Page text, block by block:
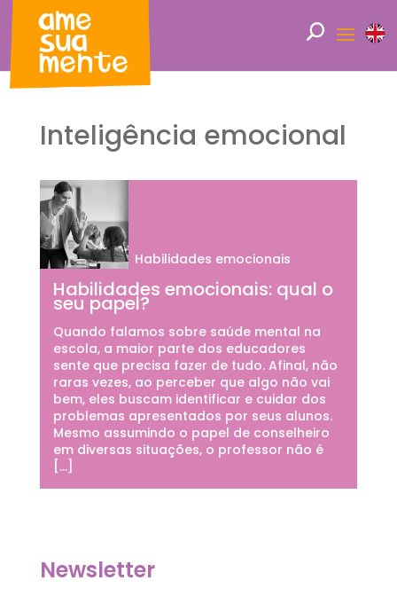
Inteligência emocional
Habilidades emocionais: qual o
seu papel?
Habilidades emocionais
Quando falamos sobre saúde mental na
escola, a maior parte dos educadores
sente que precisa fazer de tudo. Afinal, não
raras vezes, ao perceber que algo não vai
bem, eles buscam identificar e cuidar dos
problemas apresentados por seus alunos.
Mesmo assumindo o papel de conselheiro
em diversas situações, o professor não é
[…]
Newsletter